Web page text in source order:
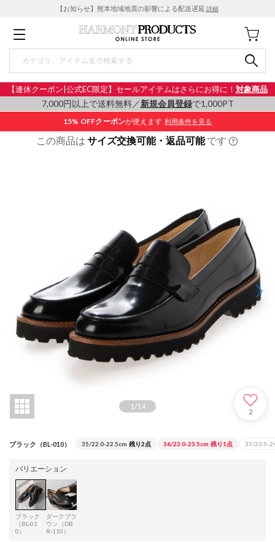
【お知らせ】熊本地域地震の影響による配送遅延 詳細
【連休クーポン|公式EC限定】セールアイテムはさらにお得に！ 対象商品
7,000円以上で送料無料／新規会員登録で1,000PT
15% OFFクーポンが使えます 利用条件を見る
この商品は サイズ交換可能・返品可能です
1/14
2
ブラック（BL-010） 35/22.0-22.5cm 残り2点 36/23.0-23.5cm 残り1点 37/23.5-
バリエーション
ブラック
（BL-01
0）
ダークブラ
ウン（DB
R-110）